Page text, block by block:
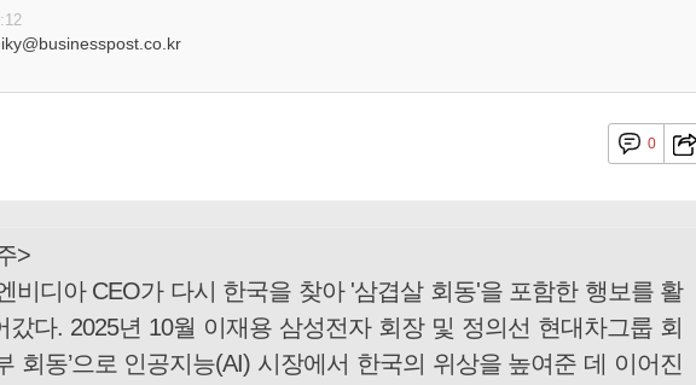
0
>
비디아 CEO가 다시 한국을 찾아 '삼겹살 회동'을 포함한 행보를 활
갔다. 2025년 10월 이재용 삼성전자 회장 및 정의선 현대차그룹 회
회동’으로 인공지능(AI) 시장에서 한국의 위상을 높여준 데 이어진